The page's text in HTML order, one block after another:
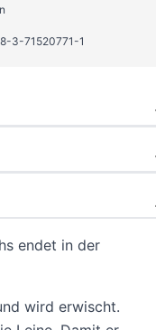
3-71520771-1
endet in der
wird erwischt.